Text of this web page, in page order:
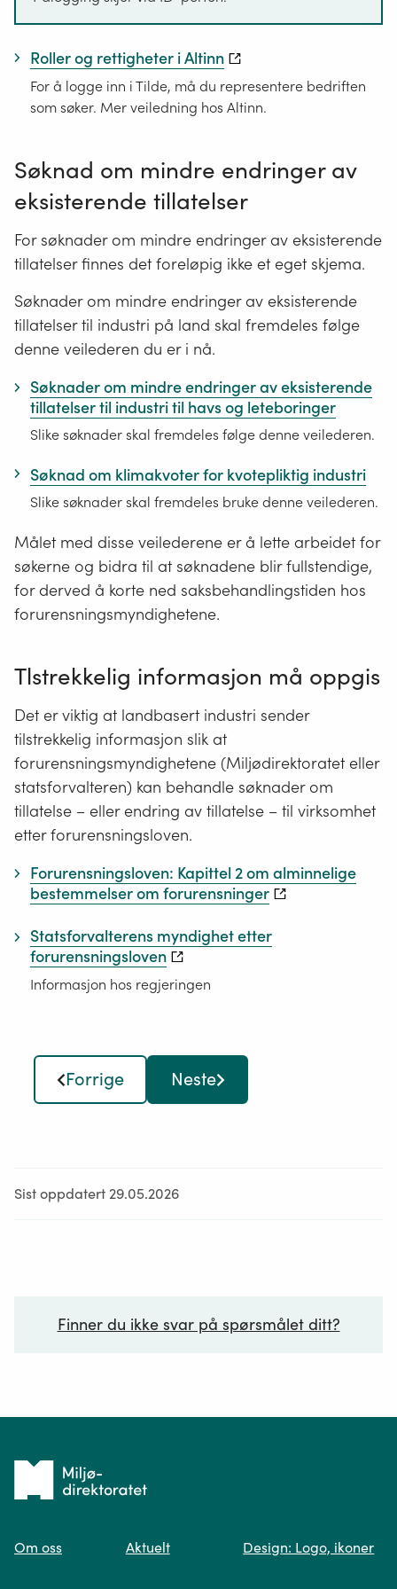
Roller og rettigheter i Altinn
For å logge inn i Tilde, må du representere bedriften
som søker. Mer veiledning hos Altinn.
Søknad om mindre endringer av
eksisterende tillatelser
For søknader om mindre endringer av eksisterende
tillatelser finnes det foreløpig ikke et eget skjema.
Søknader om mindre endringer av eksisterende
tillatelser til industri på land skal fremdeles følge
denne veilederen du er i nå.
Søknader om mindre endringer av eksisterende
tillatelser til industri til havs og leteboringer
Slike søknader skal fremdeles følge denne veilederen.
Søknad om klimakvoter for kvotepliktig industri
Slike søknader skal fremdeles bruke denne veilederen.
Målet med disse veilederene er å lette arbeidet for
søkerne og bidra til at søknadene blir fullstendige,
for derved å korte ned saksbehandlingstiden hos
forurensningsmyndighetene.
Tlstrekkelig informasjon må oppgis
Det er viktig at landbasert industri sender
tilstrekkelig informasjon slik at
forurensningsmyndighetene (Miljødirektoratet eller
statsforvalteren) kan behandle søknader om
tillatelse – eller endring av tillatelse – til virksomhet
etter forurensningsloven.
Forurensningsloven: Kapittel 2 om alminnelige
bestemmelser om forurensninger
Statsforvalterens myndighet etter
forurensningsloven
Informasjon hos regjeringen
Forrige Neste
Sist oppdatert 29.05.2026
Finner du ikke svar på spørsmålet ditt?
Spør oss
Tilbake
forsiden
Om oss Aktuelt Design: Logo, ikoner